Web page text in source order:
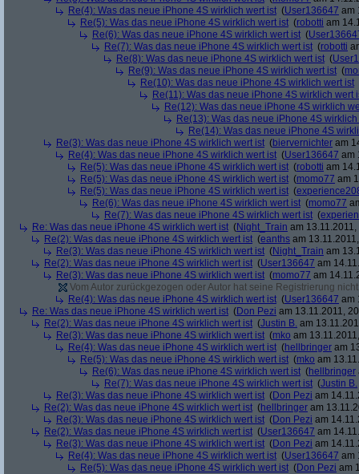
Re(4): Was das neue iPhone 4S wirklich wert ist (User136647 am
Re(5): Was das neue iPhone 4S wirklich wert ist (robotti am
Re(6): Was das neue iPhone 4S wirklich wert ist (
Re(7): Was das neue iPhone 4S wirklich wert ist (robotti
Re(8): Was das neue iPhone 4S wirklich wert ist (
Re(9): Was das neue iPhone 4S wirklich wert ist (
Re(10): Was das neue iPhone 4S wirklich wert ist
Re(11): Was das neue iPhone 4S wirklich wert
Re(12): Was das neue iPhone 4S wirklich
Re(13): Was das neue iPhone 4S
Re(14): Was das neue iPhone 4S
Re(3): Was das neue iPhone 4S wirklich wert ist (biervernichter am
Re(4): Was das neue iPhone 4S wirklich wert ist (User136647 am
Re(5): Was das neue iPhone 4S wirklich wert ist (robotti am
Re(5): Was das neue iPhone 4S wirklich wert ist (momo77 am
Re(5): Was das neue iPhone 4S wirklich wert ist (
Re(6): Was das neue iPhone 4S wirklich wert ist (momo77
Re(7): Was das neue iPhone 4S wirklich wert ist (
Re: Was das neue iPhone 4S wirklich wert ist (Night_Train am
Re(2): Was das neue iPhone 4S wirklich wert ist (eanths am
Re(3): Was das neue iPhone 4S wirklich wert ist (Night_Train am
Re(2): Was das neue iPhone 4S wirklich wert ist (User136647 am
Re(3): Was das neue iPhone 4S wirklich wert ist (momo77 am
Vom Autor zurückgezogen oder Autor hat seine Registrierung
Re(4): Was das neue iPhone 4S wirklich wert ist (User136647 am
Re: Was das neue iPhone 4S wirklich wert ist (Don Pezi am 13.11.2011,
Re(2): Was das neue iPhone 4S wirklich wert ist (Justin B. am
Re(3): Was das neue iPhone 4S wirklich wert ist (mko am
Re(4): Was das neue iPhone 4S wirklich wert ist (hellbringer am
Re(5): Was das neue iPhone 4S wirklich wert ist (mko am
Re(6): Was das neue iPhone 4S wirklich wert ist (hellbringer
Re(7): Was das neue iPhone 4S wirklich wert ist (Justin B.
Re(3): Was das neue iPhone 4S wirklich wert ist (Don Pezi am
Re(2): Was das neue iPhone 4S wirklich wert ist (hellbringer am
Re(3): Was das neue iPhone 4S wirklich wert ist (Don Pezi am
Re(2): Was das neue iPhone 4S wirklich wert ist (User136647 am
Re(3): Was das neue iPhone 4S wirklich wert ist (Don Pezi am
Re(4): Was das neue iPhone 4S wirklich wert ist (User136647 am
Re(5): Was das neue iPhone 4S wirklich wert ist (Don Pezi am